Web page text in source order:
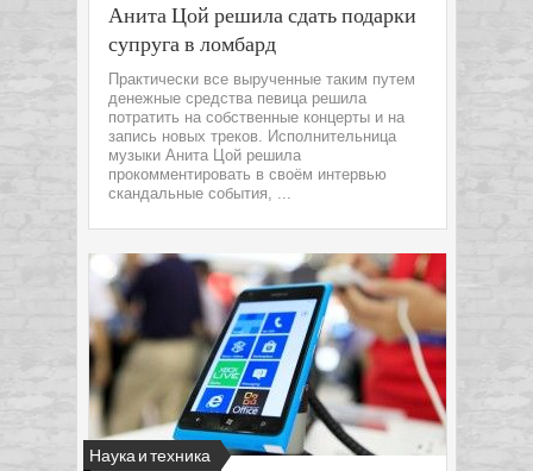
Анита Цой решила сдать подарки
супруга в ломбард
Практически все вырученные таким путем
денежные средства певица решила
потратить на собственные концерты и на
запись новых треков. Исполнительница
музыки Анита Цой решила
прокомментировать в своём интервью
скандальные события, ...
Наука и техника